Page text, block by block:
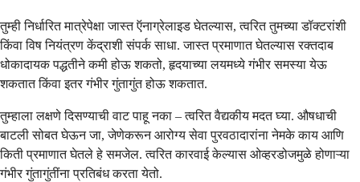
तुम्ही निर्धारित मात्रेपेक्षा जास्त ऍनाग्रेलाइड घेतल्यास, त्वरित तुमच्या डॉक्टरांशी
किंवा विष नियंत्रण केंद्राशी संपर्क साधा. जास्त प्रमाणात घेतल्यास रक्तदाब
धोकादायक पद्धतीने कमी होऊ शकतो, हृदयाच्या लयमध्ये गंभीर समस्या येऊ
शकतात किंवा इतर गंभीर गुंतागुंत होऊ शकतात.
तुम्हाला लक्षणे दिसण्याची वाट पाहू नका – त्वरित वैद्यकीय मदत घ्या. औषधाची
बाटली सोबत घेऊन जा, जेणेकरून आरोग्य सेवा पुरवठादारांना नेमके काय आणि
किती प्रमाणात घेतले हे समजेल. त्वरित कारवाई केल्यास ओव्हरडोजमुळे होणाऱ्या
गंभीर गुंतागुंतींना प्रतिबंध करता येतो.